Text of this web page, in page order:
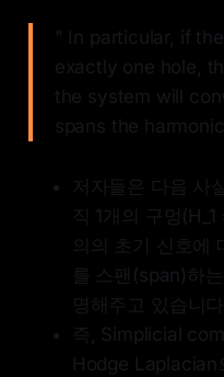
" In particular, if
exactly one hole,
the system will
spans the
저자들은 다음 사
직 1개의 구멍
의의 초기 신호에
를 스팬(span)하
명해주고 있습니
즉, Simplicial
Hodge Laplacian